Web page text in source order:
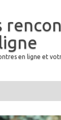
en ligne et